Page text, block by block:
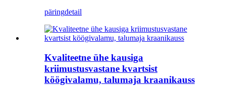
päringdetail
Kvaliteetne ühe kausiga
kriimustusvastane kvartsist
köögivalamu, talumaja kraanikauss